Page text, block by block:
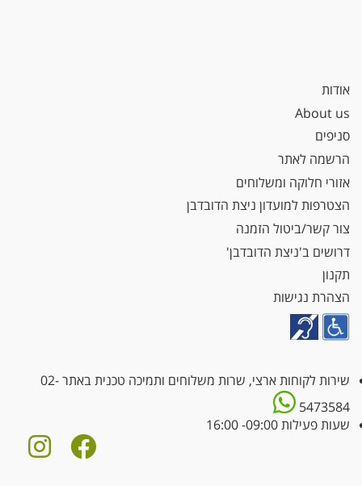
אודות
About us
סניפים
הרשמה לאתר
אזורי חלוקה ומשלוחים
הצטרפות למועדון ניצת הדובדבן
צור קשר/ביטול הזמנה
דרושים ב'ניצת הדובדבן'
תקנון
הצהרת נגישות
שירות לקוחות ארצי, שרות משלוחים ותמיכה טכנית באתר02-
5473584
שעות פעילות 09:00- 16:00